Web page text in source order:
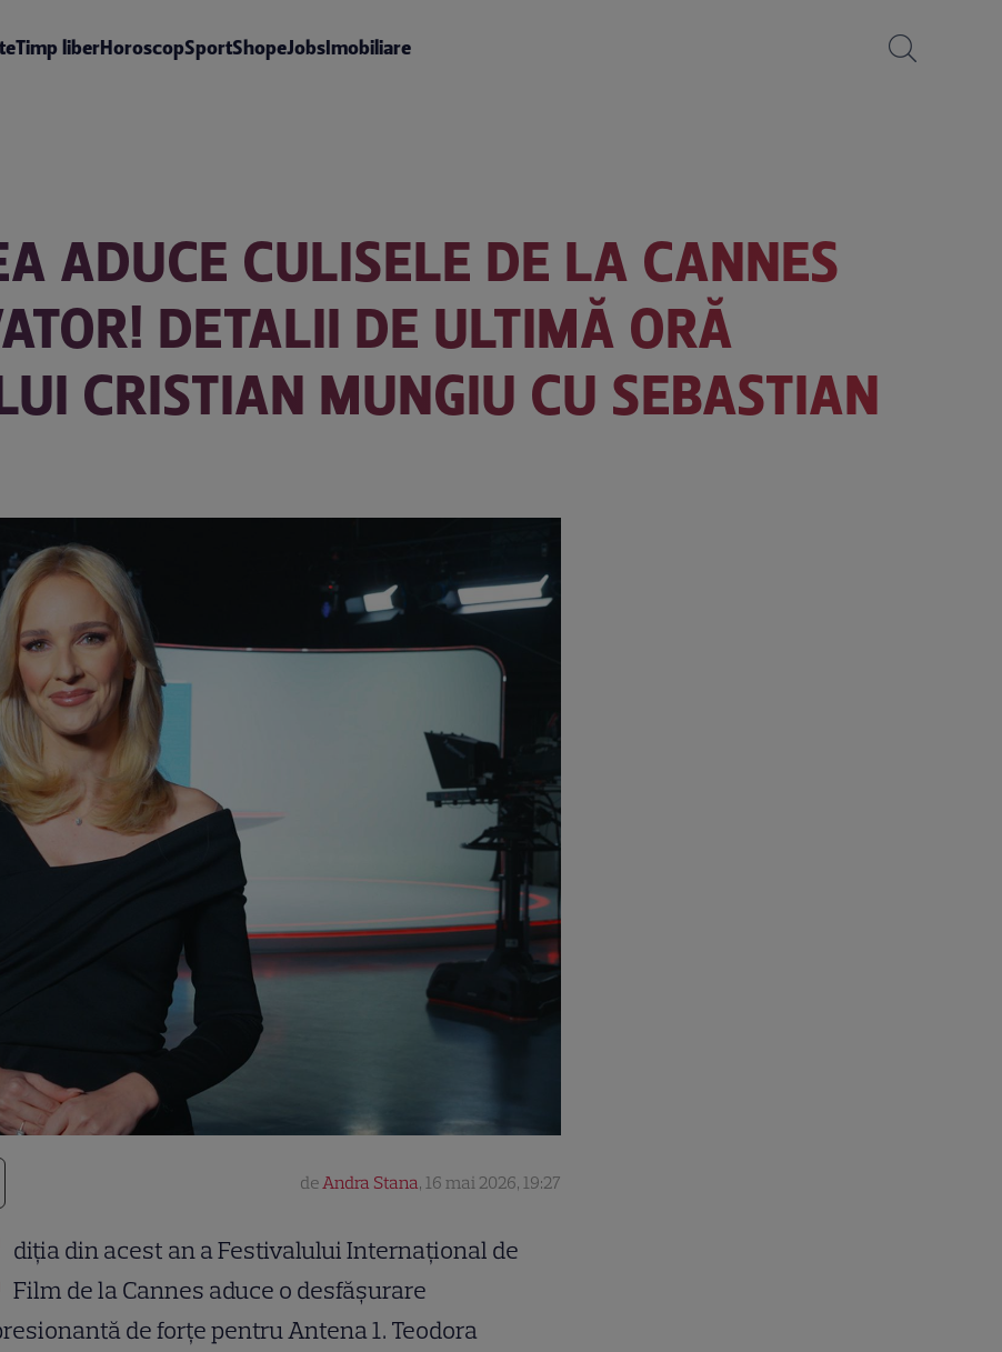
Timp liberHoroscopSportShopeJobsImobiliare
ADUCE CULISELE DE LA CANNES
DETALII DE ULTIMĂ ORĂ
CRISTIAN MUNGIU CU SEBASTIAN
deAndra Stana, 16 mai 2026, 19:27
diția din acest an a Festivalului Internațional de
Film de la Cannes aduce o desfășurare
de forțe pentru Antena 1. Teodora